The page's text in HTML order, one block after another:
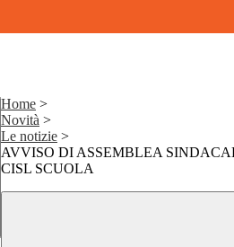
Home >
Novità >
Le notizie >
AVVISO DI ASSEMBLEA
CISL SCUOLA